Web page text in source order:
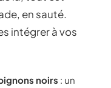
en sauté.
intégrer à vos
noirs : un